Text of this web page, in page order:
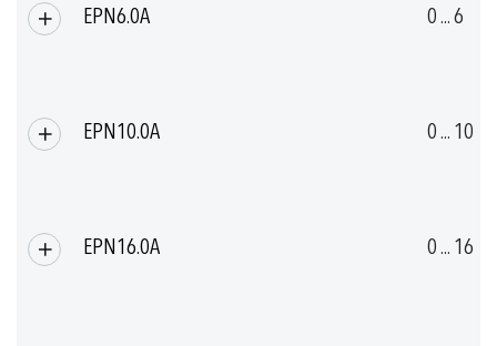
EPN6.0A 0 ... 6
EPN10.0A 0 ... 10
EPN16.0A 0 ... 16